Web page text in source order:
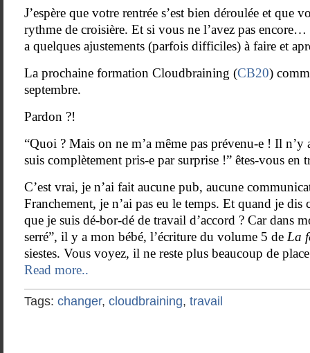
J’espère que votre rentrée s’est bien déroulée et que
rythme de croisière. Et si vous ne l’avez pas encore…
a quelques ajustements (parfois difficiles) à faire et
La prochaine formation Cloudbraining (CB20)
septembre.
Pardon ?!
“Quoi ? Mais on ne m’a même pas prévenu-e ! Il n’y
suis complètement pris-e par surprise !” êtes-vous en
C’est vrai, je n’ai fait aucune pub, aucune
Franchement, je n’ai pas eu le temps. Et quand je dis
que je suis dé-bor-dé de travail d’accord ? Car dans
serré”, il y a mon bébé, l’écriture du volume 5 de La
siestes. Vous voyez, il ne reste plus beaucoup de
Read more..
Tags: changer, cloudbraining, travail